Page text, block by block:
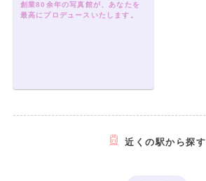
創業80余年の写真館が、あなたを
最高にプロデュースいたします。
近くの駅から探す